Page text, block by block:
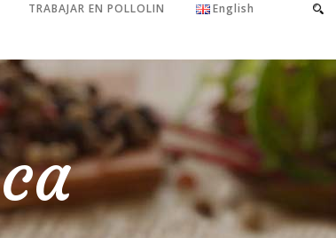
TRABAJAR EN POLLOLIN English